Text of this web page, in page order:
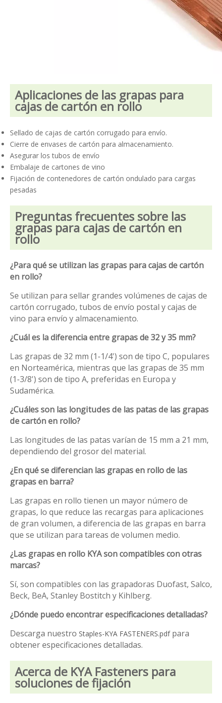
Aplicaciones de las grapas para
cajas de cartón en rollo
Sellado de cajas de cartón corrugado para envío.
Cierre de envases de cartón para almacenamiento.
Asegurar los tubos de envío
Embalaje de cartones de vino
Fijación de contenedores de cartón ondulado para cargas
pesadas
Preguntas frecuentes sobre las
grapas para cajas de cartón en
rollo
¿Para qué se utilizan las grapas para cajas de cartón
en rollo?
Se utilizan para sellar grandes volúmenes de cajas de
cartón corrugado, tubos de envío postal y cajas de
vino para envío y almacenamiento.
¿Cuál es la diferencia entre grapas de 32 y 35 mm?
Las grapas de 32 mm (1-1/4') son de tipo C, populares
en Norteamérica, mientras que las grapas de 35 mm
(1-3/8') son de tipo A, preferidas en Europa y
Sudamérica.
¿Cuáles son las longitudes de las patas de las grapas
de cartón en rollo?
Las longitudes de las patas varían de 15 mm a 21 mm,
dependiendo del grosor del material.
¿En qué se diferencian las grapas en rollo de las
grapas en barra?
Las grapas en rollo tienen un mayor número de
grapas, lo que reduce las recargas para aplicaciones
de gran volumen, a diferencia de las grapas en barra
que se utilizan para tareas de volumen medio.
¿Las grapas en rollo KYA son compatibles con otras
marcas?
Sí, son compatibles con las grapadoras Duofast, Salco,
Beck, BeA, Stanley Bostitch y Kihlberg.
¿Dónde puedo encontrar especificaciones detalladas?
Descarga nuestro Staples-KYA FASTENERS.pdf para
obtener especificaciones detalladas.
Acerca de KYA Fasteners para
soluciones de fijación